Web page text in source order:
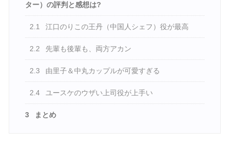
ター）の評判と感想は?
2.1 江口のりこの王丹（中国人シェフ）役が最高
2.2 先輩も後輩も、両方アカン
2.3 由里子＆中丸カップルが可愛すぎる
2.4 ユースケのウザい上司役が上手い
3 まとめ